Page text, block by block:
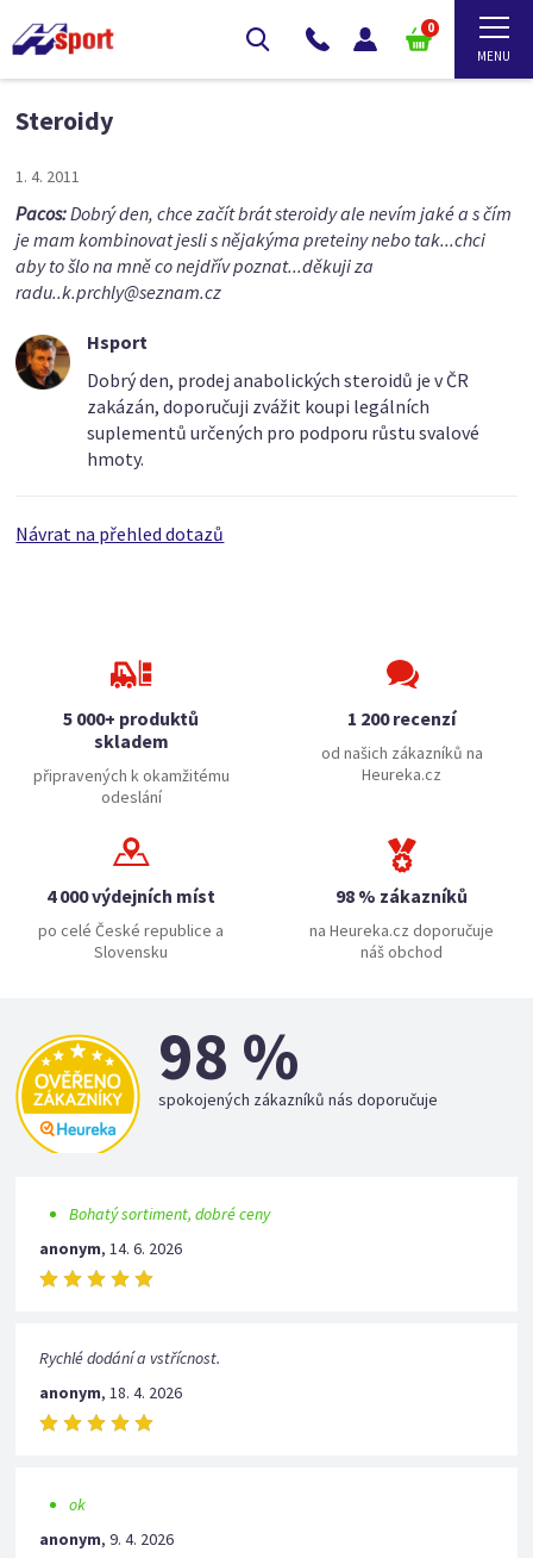
0
Steroidy
1. 4. 2011
Pacos:Dobrý den, chce začít brát steroidy ale nevím jaké a s čím
je mam kombinovat jesli s nějakýma preteiny nebo tak...chci
aby to šlo na mně co nejdřív poznat...děkuji za
radu..k.prchly@seznam.cz
Hsport
Dobrý den, prodej anabolických steroidů je v ČR
zakázán, doporučuji zvážit koupi legálních
suplementů určených pro podporu růstu svalové
hmoty.
Návrat na přehled dotazů
5 000+ produktů
skladem
připravených k okamžitému
odeslání
1 200 recenzí
od našich zákazníků na
Heureka.cz
4 000 výdejních míst
po celé České republice a
Slovensku
98 % zákazníků
na Heureka.cz doporučuje
náš obchod
98 %
spokojených zákazníků nás doporučuje
Bohatý sortiment, dobré ceny
anonym,14. 6. 2026
Rychlé dodání a vstřícnost.
anonym,18. 4. 2026
ok
anonym,9. 4. 2026